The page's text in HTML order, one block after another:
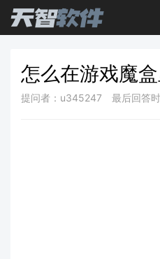
怎么在游戏魔
提问者：u345247 最后回答